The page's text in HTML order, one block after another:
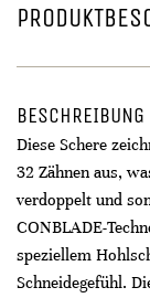
BESCHREIBUNG
Diese Schere
32 Zähnen aus,
verdoppelt und
CONBLADE-
speziellem
Schneidegefühl.